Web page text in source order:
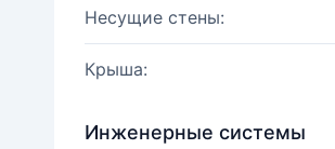
Несущие стены:
Крыша:
Инженерные системы